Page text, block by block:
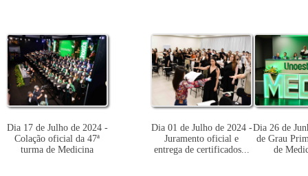
Dia 17 de Julho de 2024 -
Colação oficial da 47ª
turma de Medicina
Dia 01 de Julho de 2024 -
Juramento oficial e
entrega de certificados...
Dia 26 de
de Grau
de